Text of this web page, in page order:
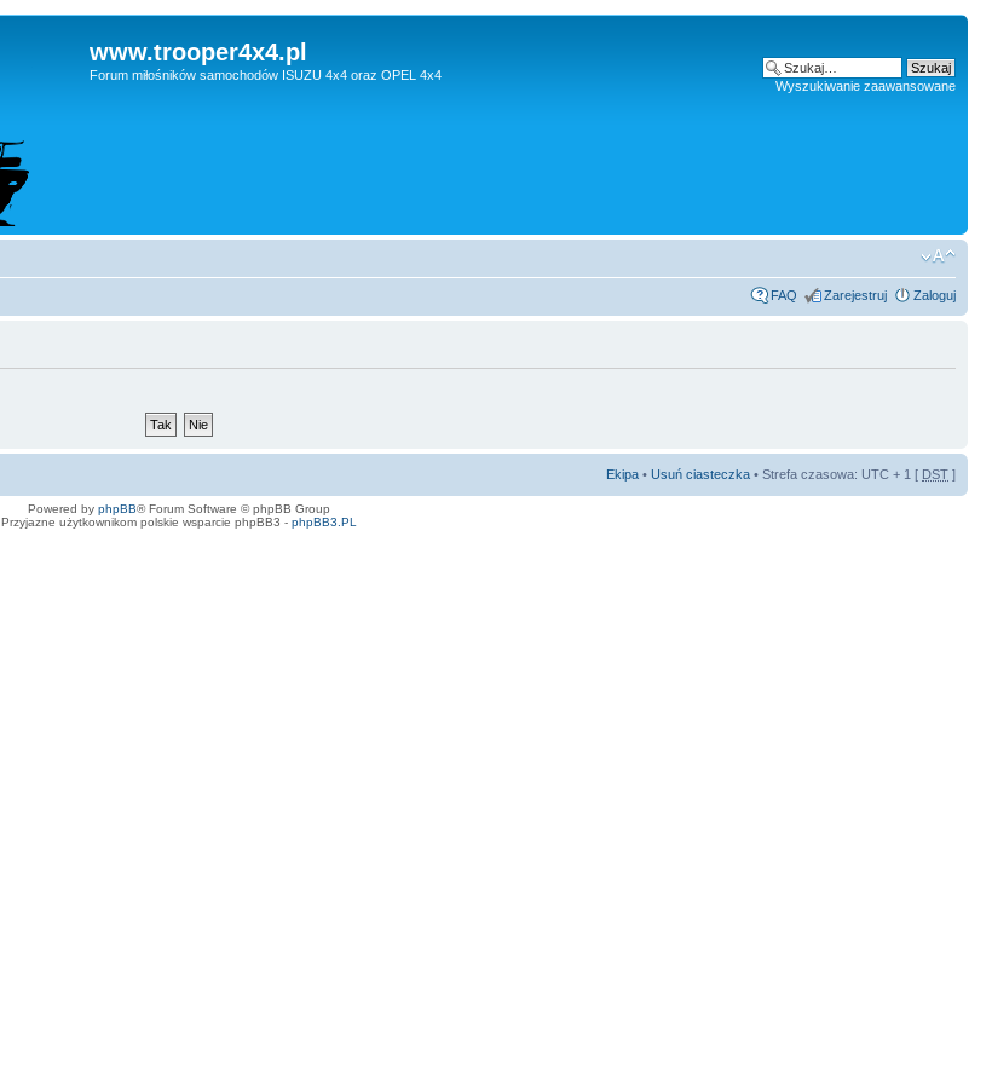
www.trooper4x4.pl
Forum miłośników samochodów ISUZU 4x4 oraz OPEL 4x4
Wyszukiwanie zaawansowane
FAQ Zarejestruj Zaloguj
Ekipa • Usuń ciasteczka • Strefa czasowa: UTC + 1 [ DST ]
Powered by phpBB® Forum Software © phpBB Group
Przyjazne użytkownikom polskie wsparcie phpBB3 - phpBB3.PL